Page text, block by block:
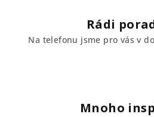
Rádi
Na telefonu jsme pro vás v
Mnoho